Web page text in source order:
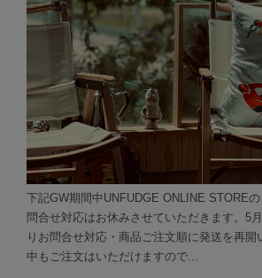
下記GW期間中UNFUDGE ONLINE STORE
問合せ対応はお休みさせていただきます。5
りお問合せ対応・商品ご注文順に発送を再開
中もご注文はいただけますので...